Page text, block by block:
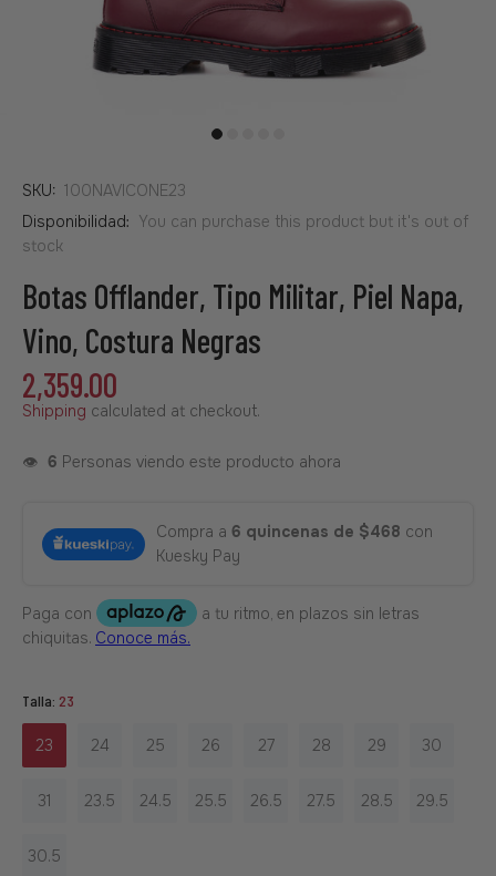
SKU: 100NAVICONE23
Disponibilidad: You can purchase this product but it's out of
stock
Botas Offlander, Tipo Militar, Piel Napa,
Vino, Costura Negras
2,359.00
Shipping calculated at checkout.
👁️ 6 Personas viendo este producto ahora
Compra a 6 quincenas de $468 con
Kuesky Pay
Talla: 23
23 24 25 26 27 28 29 30
31 23.5 24.5 25.5 26.5 27.5 28.5 29.5
30.5